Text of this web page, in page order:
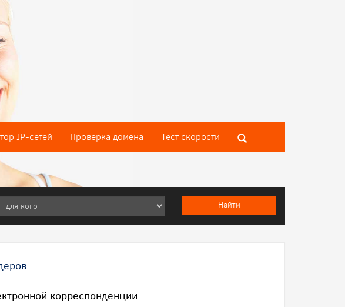
IP-сетей Проверка домена Тест скороcти
корреспонденции.